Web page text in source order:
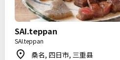
SAI.teppan
SAI.teppan
桑名, 四日市, 三重县